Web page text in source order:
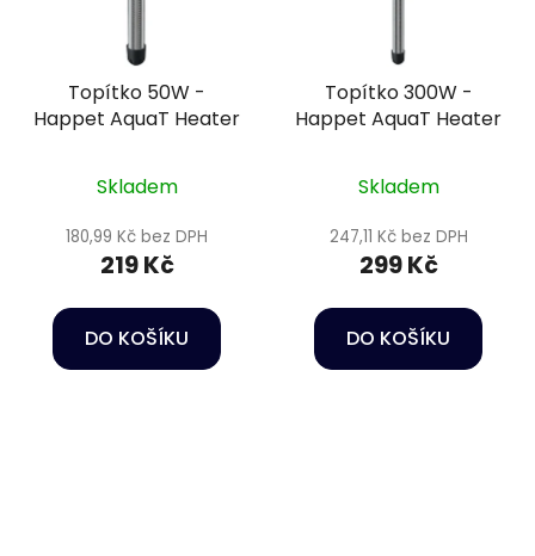
Topítko 50W -
Happet AquaT Heater
Skladem
180,99 Kč bez DPH
219 Kč
DO KOŠÍKU
Topítko 300W -
Happet AquaT Heater
Skladem
247,11 Kč bez DPH
299 Kč
DO KOŠÍKU